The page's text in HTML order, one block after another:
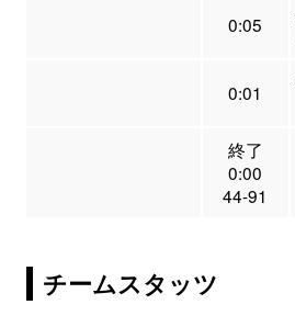
0:05
0:01
終了
0:00
44-91
チームスタッツ